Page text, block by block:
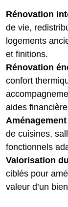
Rénovation
de vie,
logements
et finitions.
Rénovation
confort
aides
de cuisines,
fonctionnels
Valorisation
ciblés pour
valeur d’un